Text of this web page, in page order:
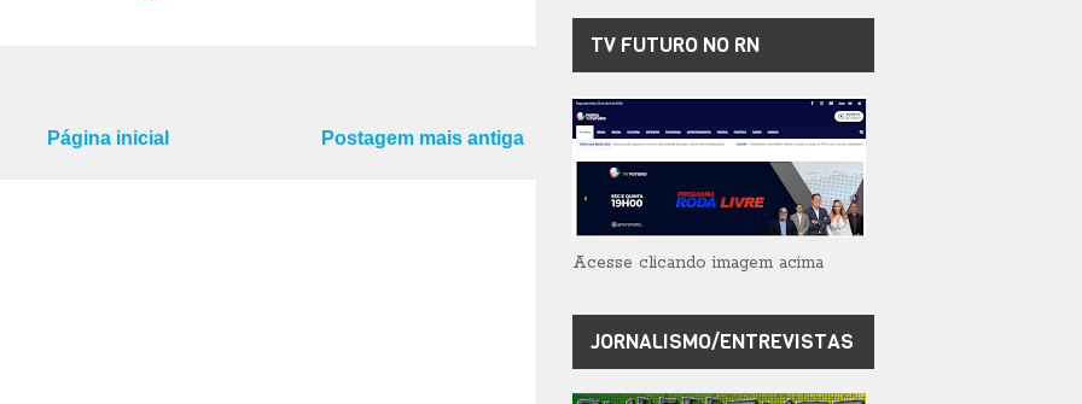
Postagem mais antiga
Página inicial
TV FUTURO NO RN
Acesse clicando imagem acima
JORNALISMO/ENTREVISTAS